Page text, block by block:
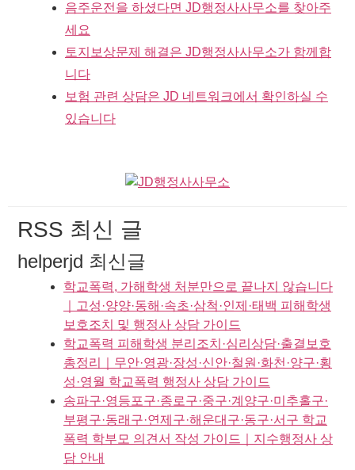
음주운전을 하셨다면 JD행정사사무소를 찾아주
세요
토지보상문제 해결은 JD행정사사무소가 함께합
니다
보험 관련 상담은 JD 네트워크에서 확인하실 수
있습니다
RSS 최신 글
helperjd 최신글
학교폭력, 가해학생 처분만으로 끝나지 않습니다
｜고성·양양·동해·속초·삼척·인제·태백 피해학생
보호조치 및 행정사 상담 가이드
학교폭력 피해학생 분리조치·심리상담·출결보호
총정리｜무안·영광·장성·신안·철원·화천·양구·횡
성·영월 학교폭력 행정사 상담 가이드
송파구·영등포구·종로구·중구·계양구·미추홀구·
부평구·동래구·연제구·해운대구·동구·서구 학교
폭력 학부모 의견서 작성 가이드｜지수행정사 상
담 안내